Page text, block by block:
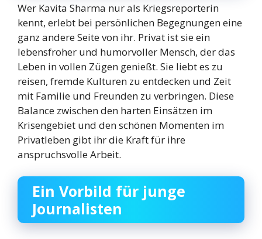
Wer Kavita Sharma nur als Kriegsreporterin
kennt, erlebt bei persönlichen Begegnungen eine
ganz andere Seite von ihr. Privat ist sie ein
lebensfroher und humorvoller Mensch, der das
Leben in vollen Zügen genießt. Sie liebt es zu
reisen, fremde Kulturen zu entdecken und Zeit
mit Familie und Freunden zu verbringen. Diese
Balance zwischen den harten Einsätzen im
Krisengebiet und den schönen Momenten im
Privatleben gibt ihr die Kraft für ihre
anspruchsvolle Arbeit.
Ein Vorbild für junge
Journalisten